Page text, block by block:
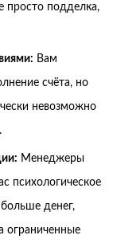
просто подделка,
Вам
счёта, но
невозможно
Менеджеры
психологическое
денег,
ограниченные